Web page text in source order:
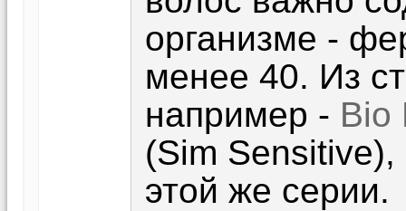
организме -
менее 40. Из
например - Bio
(Sim
этой же серии.